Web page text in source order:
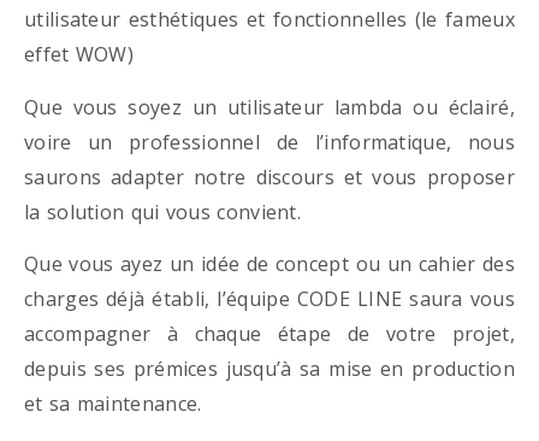
utilisateur esthétiques et fonctionnelles (le fameux
effet WOW)
Que vous soyez un utilisateur lambda ou éclairé,
voire un professionnel de l’informatique, nous
saurons adapter notre discours et vous proposer
la solution qui vous convient.
Que vous ayez un idée de concept ou un cahier des
charges déjà établi, l’équipe CODE LINE saura vous
accompagner à chaque étape de votre projet,
depuis ses prémices jusqu’à sa mise en production
et sa maintenance.